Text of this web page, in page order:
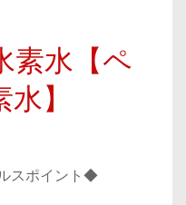
素水【ペ
】
スポイント◆